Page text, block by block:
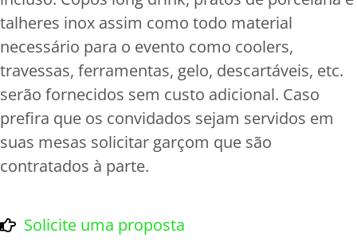
talheres inox assim como todo material
necessário para o evento como coolers,
travessas, ferramentas, gelo, descartáveis, etc.
serão fornecidos sem custo adicional. Caso
prefira que os convidados sejam servidos em
suas mesas solicitar garçom que são
contratados à parte.
Solicite uma proposta